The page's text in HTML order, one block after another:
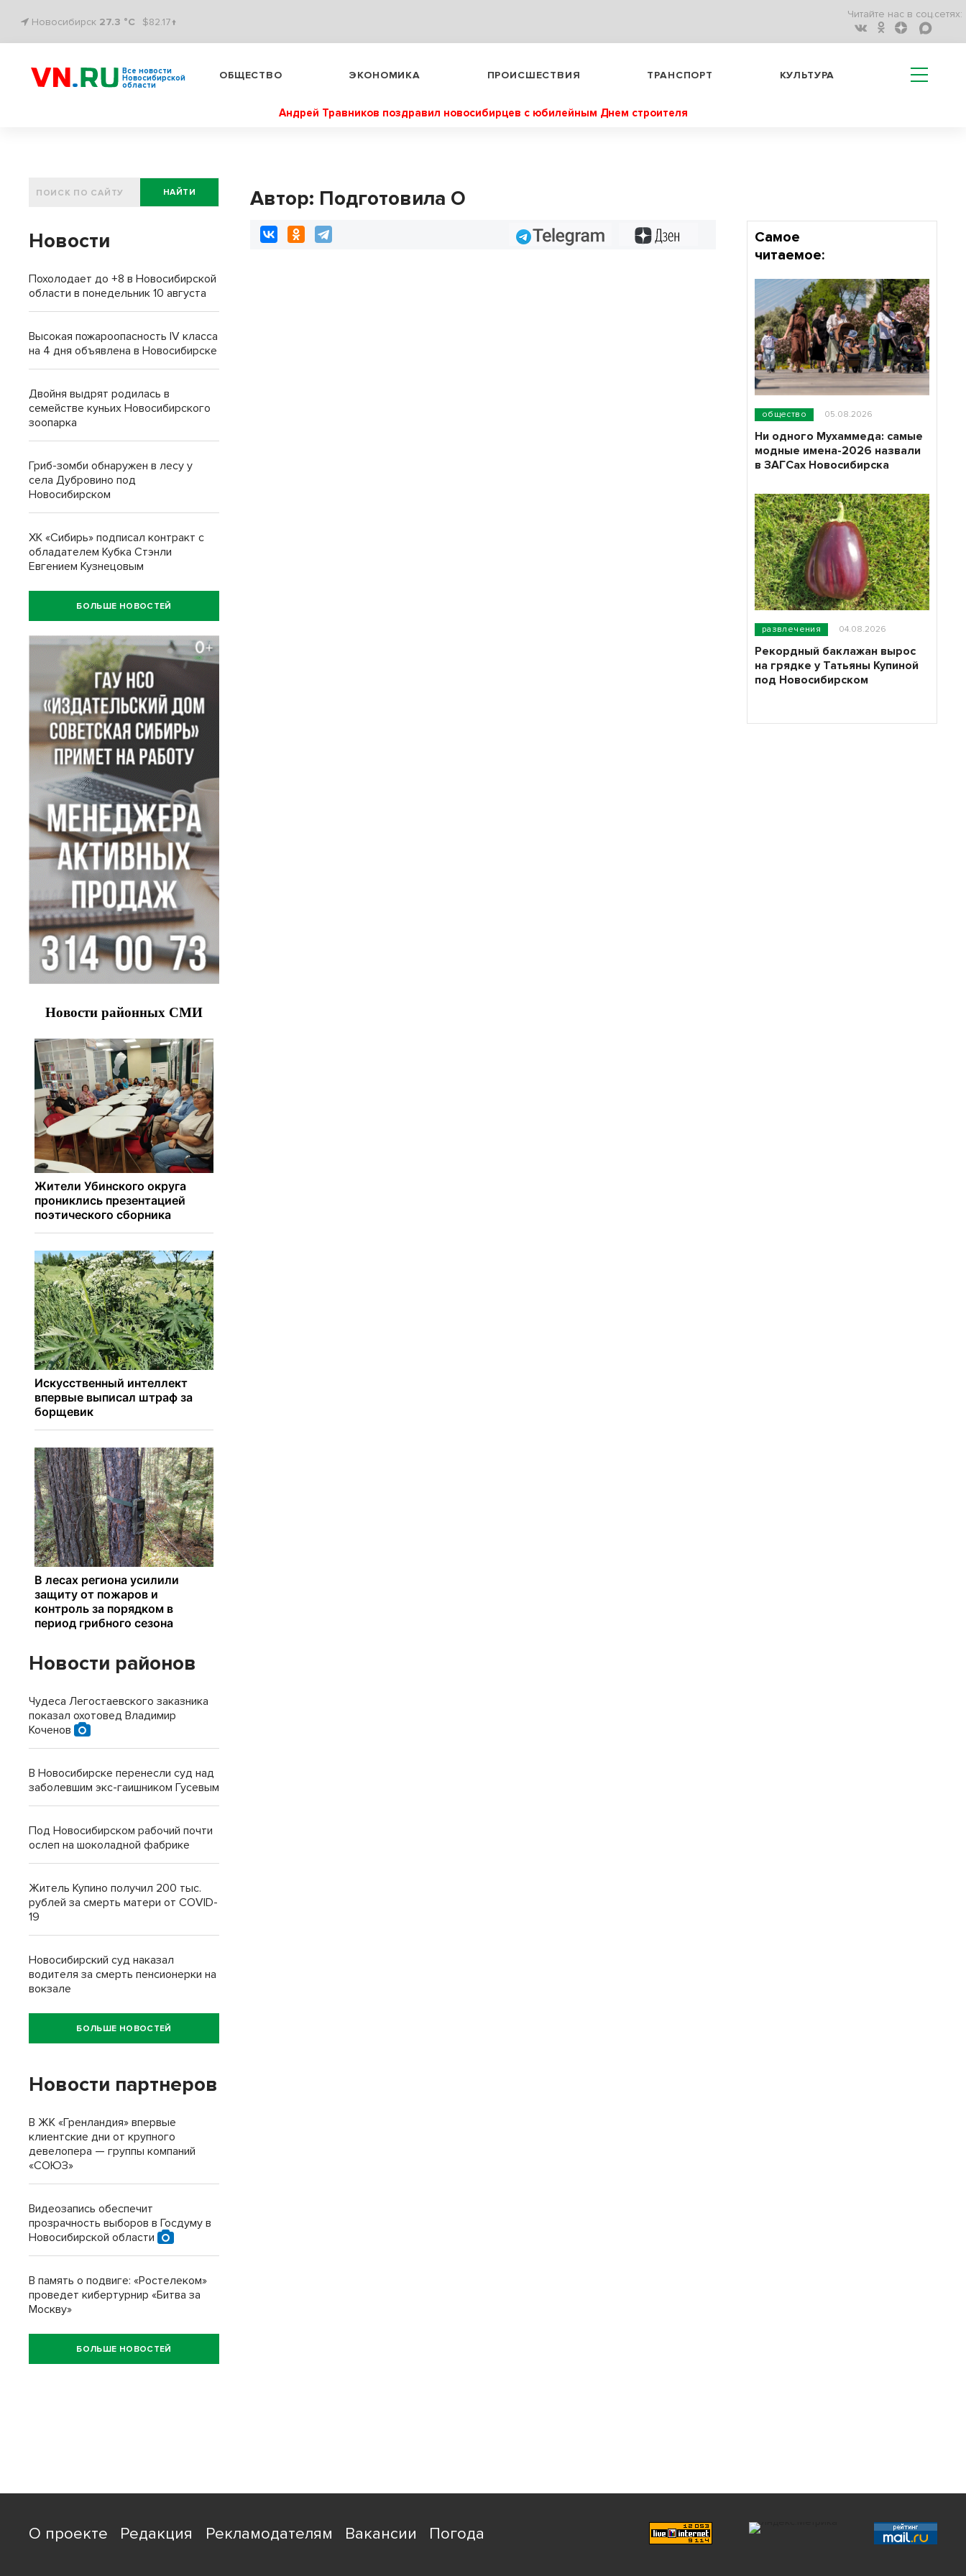
Новосибирск 27.3 °C $82.17↑
Читайте нас в соц.сетях:
Все новости
Новосибирской
области
ОБЩЕСТВО ЭКОНОМИКА ПРОИСШЕСТВИЯ ТРАНСПОРТ КУЛЬТУРА
Андрей Травников поздравил новосибирцев с юбилейным Днем строителя
Автор: Подготовила О
Telegram
НАЙТИ
Новости
Похолодает до +8 в Новосибирской
области в понедельник 10 августа
Высокая пожароопасность IV класса
на 4 дня объявлена в Новосибирске
Двойня выдрят родилась в
семействе куньих Новосибирского
зоопарка
Гриб-зомби обнаружен в лесу у
села Дубровино под
Новосибирском
ХК «Сибирь» подписал контракт с
обладателем Кубка Стэнли
Евгением Кузнецовым
БОЛЬШЕ НОВОСТЕЙ
Новости районов
Чудеса Легостаевского заказника
показал охотовед Владимир
Коченов
В Новосибирске перенесли суд над
заболевшим экс-гаишником Гусевым
Под Новосибирском рабочий почти
ослеп на шоколадной фабрике
Житель Купино получил 200 тыс.
рублей за смерть матери от COVID-
19
Новосибирский суд наказал
водителя за смерть пенсионерки на
вокзале
БОЛЬШЕ НОВОСТЕЙ
Новости партнеров
В ЖК «Гренландия» впервые
клиентские дни от крупного
девелопера — группы компаний
«СОЮЗ»
Видеозапись обеспечит
прозрачность выборов в Госдуму в
Новосибирской области
В память о подвиге: «Ростелеком»
проведет кибертурнир «Битва за
Москву»
БОЛЬШЕ НОВОСТЕЙ
Самое
читаемое:
общество 05.08.2026
Ни одного Мухаммеда: самые
модные имена-2026 назвали
в ЗАГСах Новосибирска
развлечения 04.08.2026
Рекордный баклажан вырос
на грядке у Татьяны Купиной
под Новосибирском
О проекте Редакция Рекламодателям Вакансии Погода